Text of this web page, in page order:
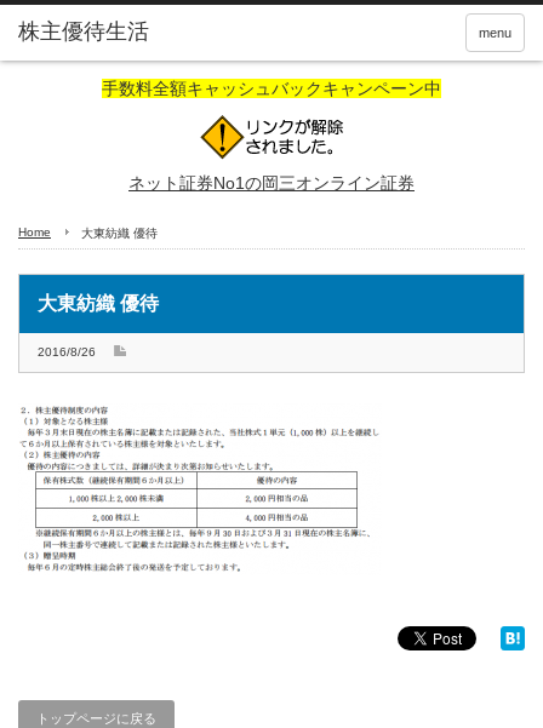
株主優待生活 menu
手数料全額キャッシュバックキャンペーン中
ネット証券No1の岡三オンライン証券
Home 大東紡織 優待
大東紡織 優待
2016/8/26
トップページに戻る